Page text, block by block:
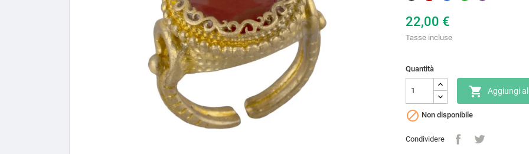
22,00 €
Tasse incluse
Quantità
 Aggiungi
 Non disponibile
Condividere